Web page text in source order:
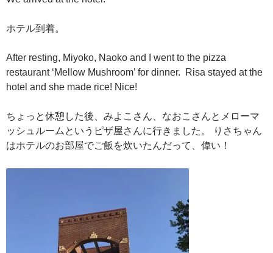
ホテル到着。
After resting, Miyoko, Naoko and I went to the pizza
restaurant ‘Mellow Mushroom’ for dinner. Risa stayed at the
hotel and she made rice! Nice!
ちょっと休憩した後、みよこさん、なおこさんとメローマ
ッシュルームというピザ屋さんに行きました。 りさちゃん
はホテルのお部屋でご飯を炊いたんだって、偉い！